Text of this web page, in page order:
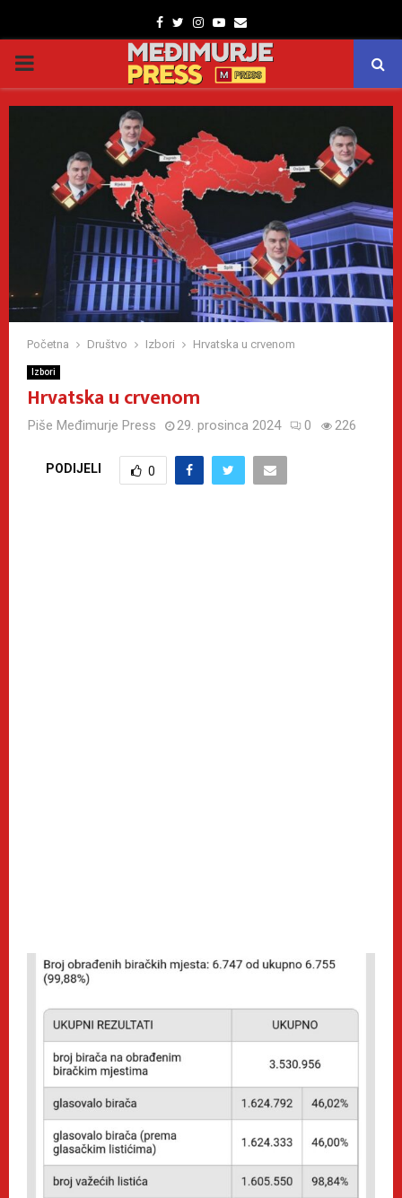
Facebook
TwitterInstagram
Youtube
Email
PRIMARY
MENU
Početna Društvo Izbori Hrvatska u crvenom
Izbori
Hrvatska u crvenom
Piše Međimurje Press 29. prosinca 2024 0 226
PODIJELI 0